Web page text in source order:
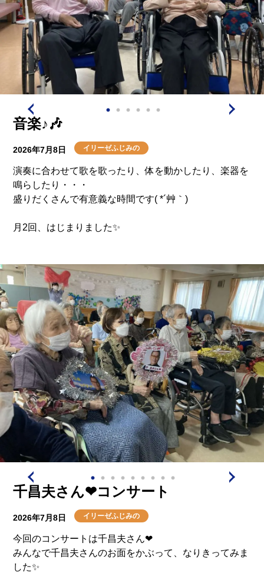
音楽♪🎶
2026年7月8日 イリーゼふじみの
演奏に合わせて歌を歌ったり、体を動かしたり、楽器を
鳴らしたり・・・
盛りだくさんで有意義な時間です( *´艸｀)
千昌夫さん❤コンサート
2026年7月8日 イリーゼふじみの
今回のコンサートは千昌夫さん❤
みんなで千昌夫さんのお面をかぶって、なりきってみま